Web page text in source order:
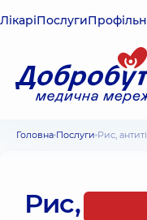
ЛікаріПослуги
Головна Послуги Рис,
Рис,